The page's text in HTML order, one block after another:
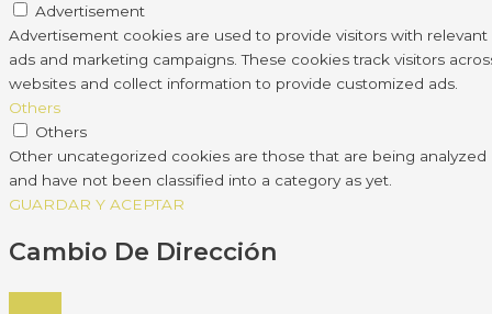
Advertisement
Advertisement cookies are used to provide visitors with relevant
ads and marketing campaigns. These cookies track visitors
websites and collect information to provide customized ads.
Others
Others
Other uncategorized cookies are those that are being analyzed
and have not been classified into a category as yet.
GUARDAR Y ACEPTAR
Cambio De Dirección